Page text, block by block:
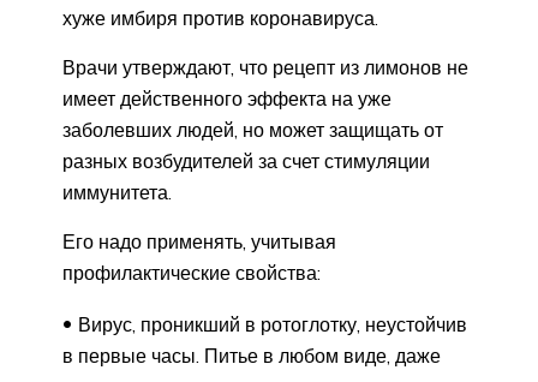
хуже имбиря против коронавируса.
Врачи утверждают, что рецепт из лимонов не
имеет действенного эффекта на уже
заболевших людей, но может защищать от
разных возбудителей за счет стимуляции
иммунитета.
Его надо применять, учитывая
профилактические свойства:
Вирус, проникший в ротоглотку, неустойчив
в первые часы. Питье в любом виде, даже